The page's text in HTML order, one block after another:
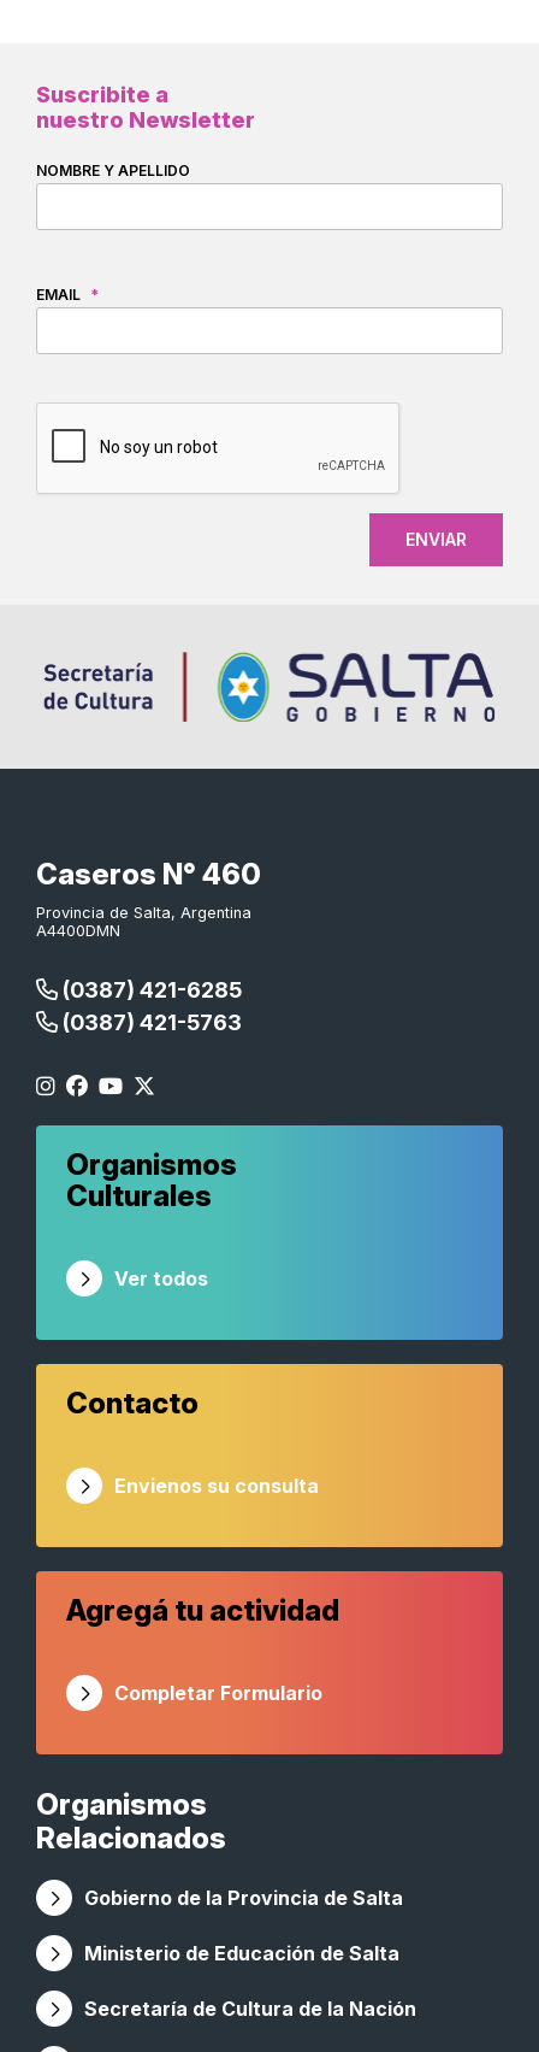
Suscribite a
nuestro Newsletter
NOMBRE Y APELLIDO
EMAIL *
Caseros N° 460
Provincia de Salta, Argentina
A4400DMN
(0387) 421-6285
(0387) 421-5763
Organismos
Relacionados
Gobierno de la Provincia de Salta
Ministerio de Educación de Salta
Secretaría de Cultura de la Nación
Organismos
Culturales
Ver todos
Contacto
Envienos su consulta
Agregá tu actividad
Completar Formulario